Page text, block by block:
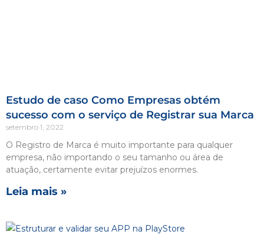
Estudo de caso Como Empresas obtém
sucesso com o serviço de Registrar sua Marca
setembro 1, 2022
O Registro de Marca é muito importante para qualquer
empresa, não importando o seu tamanho ou área de
atuação, certamente evitar prejuízos enormes.
Leia mais »